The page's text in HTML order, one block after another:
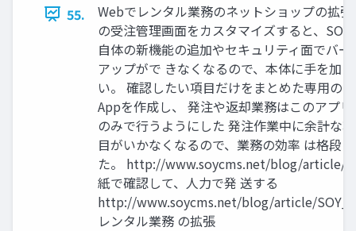
55.
Webでレンタル業務のネットショップの拡
の受注管理画面をカスタマイズすると、SOY
自体の新機能の追加やセキュリティ面でバー
アップがで きなくなるので、本体に手を加
い。 確認したい項目だけをまとめた専用の
Appを作成し、 発注や返却業務はこのアプ
のみで行うようにした 発注作業中に余計な
目がいかなくなるので、業務の効率 は格段
た。 http://www.soycms.net/blog/article/
紙で確認して、人力で発 送する
http://www.soycms.net/blog/article/
レンタル業務 の拡張